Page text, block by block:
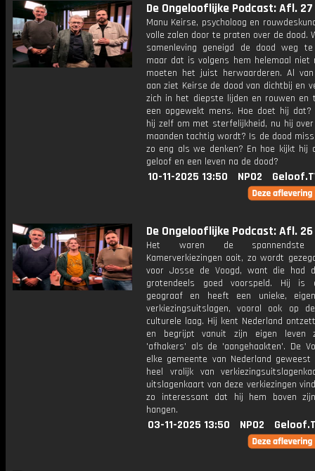
De Ongelooflijke Podcast: Afl. 27
Manu Keirse, psycholoog en
volle zalen door te praten over de dood.
samenleving geneigd de dood weg
maar dat is volgens hem helemaal niet
moeten het juist herwaarderen. Al
aan ziet Keirse de dood van dichtbij en
zich in het diepste lijden en rouwen en
een opgewekt mens. Hoe doet hij dat?
hij zelf om met sterfelijkheid, nu hij
maanden tachtig wordt? Is de dood
zo eng als we denken? En hoe kijkt hij
geloof en een leven na de dood?
10-11-2025 13:50 NPO2
De Ongelooflijke Podcast: Afl. 26
Het waren de spannendste
Kamerverkiezingen ooit, zo wordt
voor Josse de Voogd, want die had
grotendeels goed voorspeld. Hij is
geograaf en heeft een unieke,
verkiezingsuitslagen, vooral ook op
culturele laag. Hij kent Nederland
en begrijpt vanuit zijn eigen leven
'afhakers' als de 'aangehaakten'. De
elke gemeente van Nederland
heel vrolijk van
uitslagenkaart van deze verkiezingen
zo interessant dat hij hem boven
hangen.
03-11-2025 13:50 NPO2